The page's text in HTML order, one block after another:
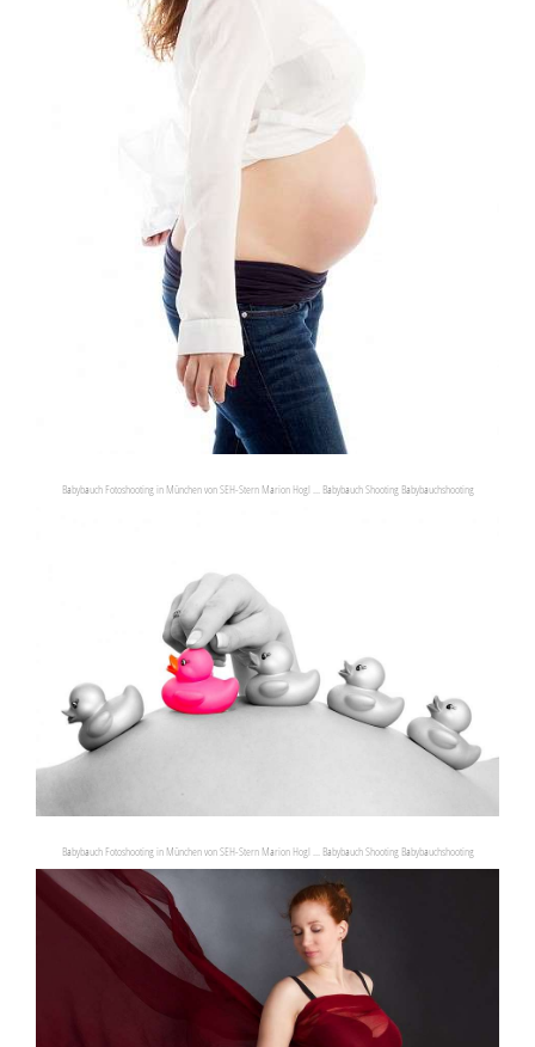
Babybauch Fotoshooting in München von SEH-Stern Marion Hogl ... Babybauch Shooting Babybauchshooting
Babybauch Fotoshooting in München von SEH-Stern Marion Hogl ... Babybauch Shooting Babybauchshooting